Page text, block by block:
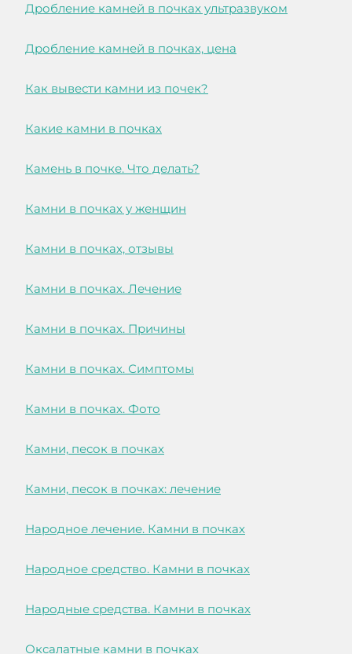
Дробление камней в почках ультразвуком
Дробление камней в почках, цена
Как вывести камни из почек?
Какие камни в почках
Камень в почке. Что делать?
Камни в почках у женщин
Камни в почках, отзывы
Камни в почках. Лечение
Камни в почках. Причины
Камни в почках. Симптомы
Камни в почках. Фото
Камни, песок в почках
Камни, песок в почках: лечение
Народное лечение. Камни в почках
Народное средство. Камни в почках
Народные средства. Камни в почках
Оксалатные камни в почках